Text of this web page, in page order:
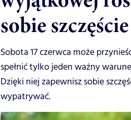
sobie
Sobota 17 czerwca może
spełnić tylko jeden ważny
Dzięki niej zapewnisz sobie
wypatrywać.